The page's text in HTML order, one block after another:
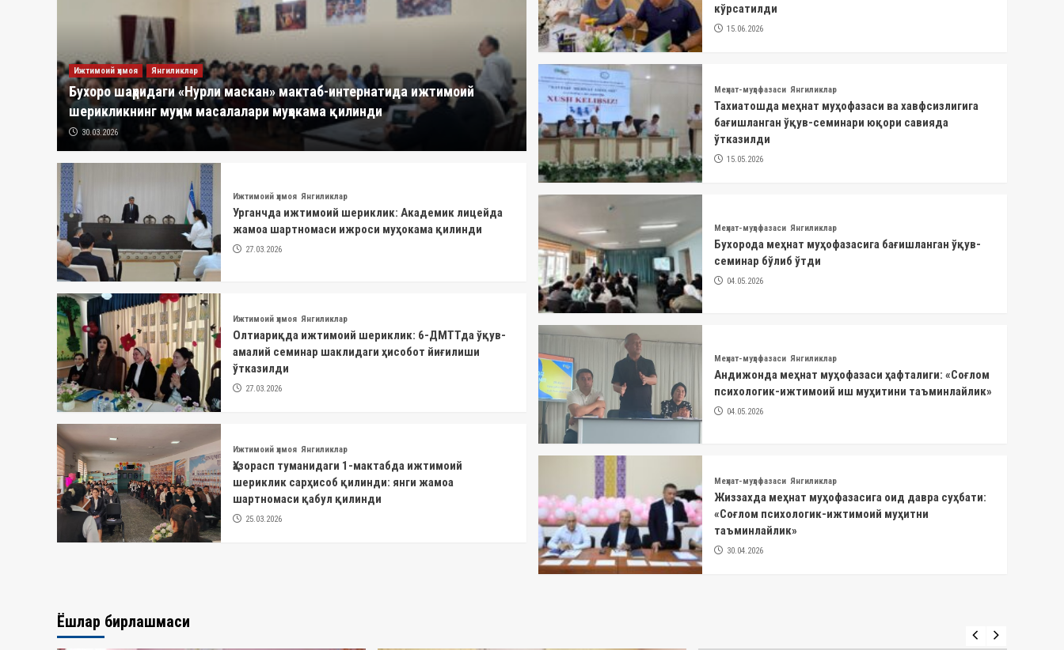
Ижтимоий ҳимоя Янгиликлар
Бухоро шаҳридаги «Нурли маскан» мактаб-интернатида ижтимоий
шерикликнинг муҳим масалалари муҳокама қилинди
30.03.2026
Ижтимоий ҳимоя Янгиликлар
Урганчда ижтимоий шериклик: Академик лицейда
жамоа шартномаси ижроси муҳокама қилинди
27.03.2026
Ижтимоий ҳимоя Янгиликлар
Олтиариқда ижтимоий шериклик: 6-ДМТТда ўқув-
амалий семинар шаклидаги ҳисобот йиғилиши
ўтказилди
27.03.2026
Ижтимоий ҳимоя Янгиликлар
Ҳазорасп туманидаги 1-мактабда ижтимоий
шериклик сарҳисоб қилинди: янги жамоа
шартномаси қабул қилинди
25.03.2026
кўрсатилди
15.06.2026
Меҳнат-муҳофазаси Янгиликлар
Тахиатошда меҳнат муҳофазаси ва хавфсизлигига
бағишланган ўқув-семинари юқори савияда
ўтказилди
15.05.2026
Меҳнат-муҳофазаси Янгиликлар
Бухорода меҳнат муҳофазасига бағишланган ўқув-
семинар бўлиб ўтди
04.05.2026
Меҳнат-муҳофазаси Янгиликлар
Андижонда меҳнат муҳофазаси ҳафталиги: «Соғлом
психологик-ижтимоий иш муҳитини таъминлайлик»
04.05.2026
Меҳнат-муҳофазаси Янгиликлар
Жиззахда меҳнат муҳофазасига оид давра суҳбати:
«Соғлом психологик-ижтимоий муҳитни
таъминлайлик»
30.04.2026
Ёшлар бирлашмаси